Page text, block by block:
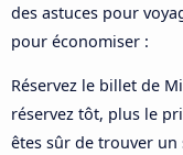
des astuces pour
pour économiser :
Réservez le billet de
réservez tôt, plus le
êtes sûr de trouver